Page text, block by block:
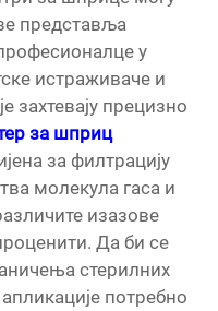
представља
у
истраживаче и
захтевају прецизно
за шприц
за филтрацију
молекула гаса и
изазове
Да би се
стерилних
потребно